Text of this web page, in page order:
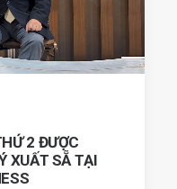
2 ĐƯỢC
XUẤT SẴ TẠI